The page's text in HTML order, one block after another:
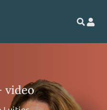
video